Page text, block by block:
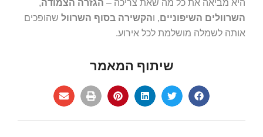
היא מביאה את כל מה שאת צריכה – הגזרה הצמודה,
השרוולים השיפוניים, והקשירה בסוף השרוול שהופכים
אותה לשמלה מושלמת לכל אירוע.
שיתוף המאמר